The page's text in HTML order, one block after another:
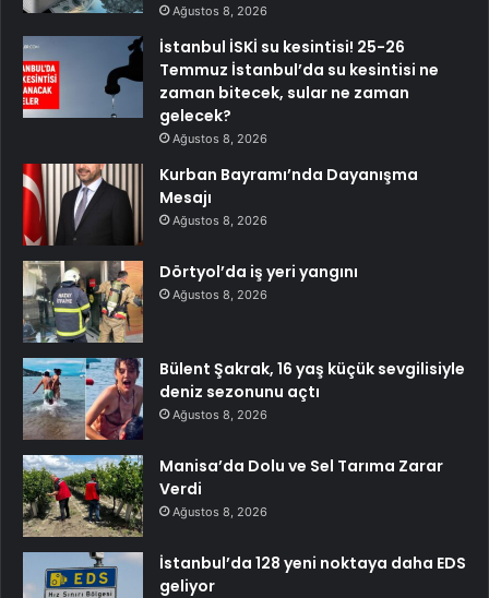
Ağustos 8, 2026
İstanbul İSKİ su kesintisi! 25-26
Temmuz İstanbul’da su kesintisi ne
zaman bitecek, sular ne zaman
gelecek?
Ağustos 8, 2026
Kurban Bayramı’nda Dayanışma
Mesajı
Ağustos 8, 2026
Dörtyol’da iş yeri yangını
Ağustos 8, 2026
Bülent Şakrak, 16 yaş küçük sevgilisiyle
deniz sezonunu açtı
Ağustos 8, 2026
Manisa’da Dolu ve Sel Tarıma Zarar
Verdi
Ağustos 8, 2026
İstanbul’da 128 yeni noktaya daha EDS
geliyor